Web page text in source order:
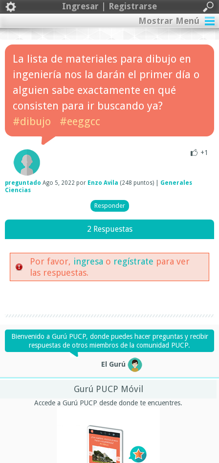
Ingresar | Registrarse
Mostrar Menú
La lista de materiales para dibujo en
ingeniería nos la darán el primer día o
alguien sabe exactamente en qué
consisten para ir buscando ya?
#dibujo
#eeggcc
+1
preguntado Ago 5, 2022 por Enzo Avila (248 puntos)
Generales
Ciencias
2 Respuestas
Por favor, ingresa o regístrate para ver
las respuestas.
Bienvenido a Gurú PUCP, donde puedes hacer preguntas y recibir
respuestas de otros miembros de la comunidad PUCP.
El Gurú
Gurú PUCP Móvil
Accede a Gurú PUCP desde donde te encuentres.